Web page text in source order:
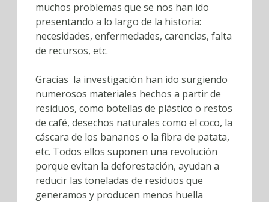
muchos problemas que se nos han ido
presentando a lo largo de la historia:
necesidades, enfermedades, carencias, falta
de recursos, etc.
Gracias la investigación han ido surgiendo
numerosos materiales hechos a partir de
residuos, como botellas de plástico o restos
de café, desechos naturales como el coco, la
cáscara de los bananos o la fibra de patata,
etc. Todos ellos suponen una revolución
porque evitan la deforestación, ayudan a
reducir las toneladas de residuos que
generamos y producen menos huella